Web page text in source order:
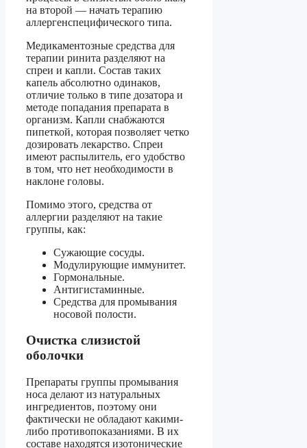
на второй — начать терапию
аллергенспецифического типа.
Медикаментозные средства для
терапии ринита разделяют на
спреи и капли. Состав таких
капель абсолютно одинаков,
отличие только в типе дозатора и
методе попадания препарата в
организм. Капли снабжаются
пипеткой, которая позволяет четко
дозировать лекарство. Спреи
имеют распылитель, его удобство
в том, что нет необходимости в
наклоне головы.
Помимо этого, средства от
аллергии разделяют на такие
группы, как:
Сужающие сосуды.
Модулирующие иммунитет.
Гормональные.
Антигистаминные.
Средства для промывания
носовой полости.
Очистка слизистой
оболочки
Препараты группы промывания
носа делают из натуральных
ингредиентов, поэтому они
фактически не обладают какими-
либо противопоказаниями. В их
составе находятся изотонические